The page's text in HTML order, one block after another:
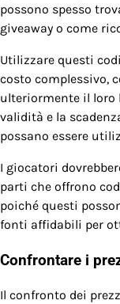
possono spesso
giveaway o come
Utilizzare questi
costo complessivo,
ulteriormente il loro
validità e la
possano essere
I giocatori
parti che offrono
poiché questi
fonti affidabili per
Confrontare i
Il confronto dei